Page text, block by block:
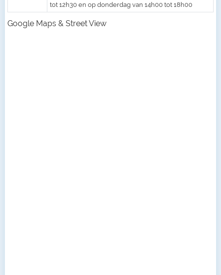
tot 12h30 en op donderdag van 14h00 tot 18h00
Google Maps & Street View